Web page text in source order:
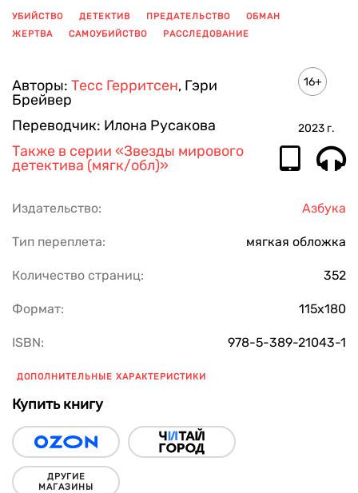
УБИЙСТВО ДЕТЕКТИВ ПРЕДАТЕЛЬСТВО
ОБМАН
ЖЕРТВА
САМОУБИЙСТВО РАССЛЕДОВАНИЕ
Авторы: Тесс Герритсен, Гэри
Брейвер
Переводчик: Илона Русакова
16+
2023 г.
Также в серии «Звезды мирового
детектива (мягк/обл)»
Издательство: Азбука
Тип переплета: мягкая обложка
Количество страниц: 352
Формат: 115х180
ISBN: 978-5-389-21043-1
ДОПОЛНИТЕЛЬНЫЕ ХАРАКТЕРИСТИКИ
Купить книгу
ДРУГИЕ
МАГАЗИНЫ